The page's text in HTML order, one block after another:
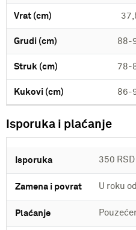
Vrat (cm)
Grudi (cm) 88-
Struk (cm) 78-
Kukovi (cm) 86-
Isporuka i plaćanje
Isporuka 350
Zamena i povrat U roku
Plaćanje